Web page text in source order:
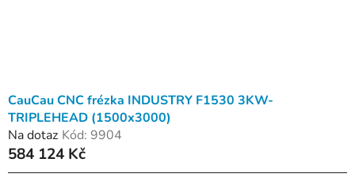
CauCau CNC frézka INDUSTRY F1530 3KW-
TRIPLEHEAD (1500x3000)
Na dotaz Kód: 9904
584 124 Kč